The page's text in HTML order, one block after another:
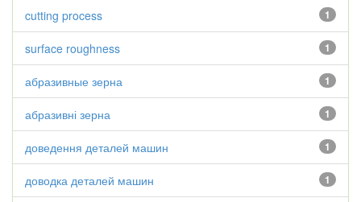
1
cutting process
1
surface roughness
1
абразивные зерна
1
абразивні зерна
1
доведення деталей машин
1
доводка деталей машин